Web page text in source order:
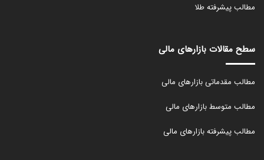
مطالب پیشرفته طلا
سطح مقالات بازارهای مالی
مطالب مقدماتی بازارهای مالی
مطالب متوسط بازارهای مالی
مطالب پیشرفته بازارهای مالی